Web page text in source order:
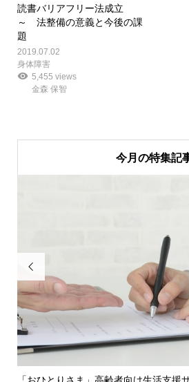
読書バリアフリー法成立
～ 法整備の意義と今後の課
題
2019.07.02
身体障害
5,455 views
金森 保智
今月の特集記
